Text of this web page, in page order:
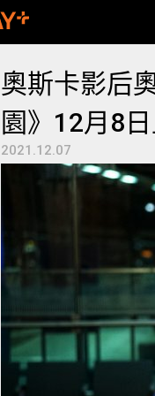
奧斯卡影后
園》12月8
2021.12.07